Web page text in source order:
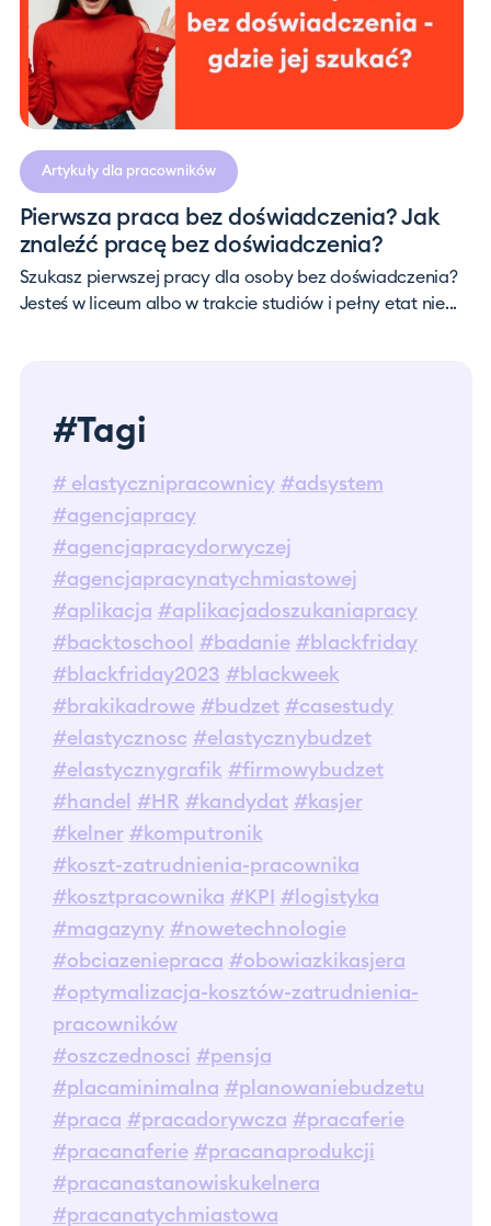
Artykuły dla pracowników
Pierwsza praca bez doświadczenia? Jak
znaleźć pracę bez doświadczenia?
Szukasz pierwszej pracy dla osoby bez doświadczenia?
Jesteś w liceum albo w trakcie studiów i pełny etat nie...
#Tagi
# elastycznipracownicy #adsystem
#agencjapracy
#agencjapracydorwyczej
#agencjapracynatychmiastowej
#aplikacja #aplikacjadoszukaniapracy
#backtoschool
#badanie #blackfriday
#blackfriday2023 #blackweek
#brakikadrowe #budzet #casestudy
#elastycznosc #elastycznybudzet
#elastycznygrafik #firmowybudzet
#handel #HR #kandydat #kasjer
#kelner #komputronik
#koszt-zatrudnienia-pracownika
#kosztpracownika #KPI
#logistyka
#magazyny #nowetechnologie
#obciazeniepraca #obowiazkikasjera
#optymalizacja-kosztów-zatrudnienia-
pracowników
#oszczednosci #pensja
#placaminimalna #planowaniebudzetu
#praca #pracadorywcza #pracaferie
#pracanaferie #pracanaprodukcji
#pracanastanowiskukelnera
#pracanatychmiastowa